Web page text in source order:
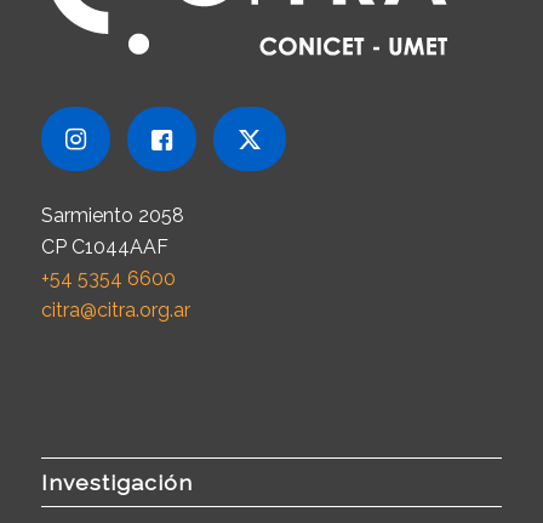
Sarmiento 2058
CP C1044AAF
+54 5354 6600
citra@citra.org.ar
Investigación